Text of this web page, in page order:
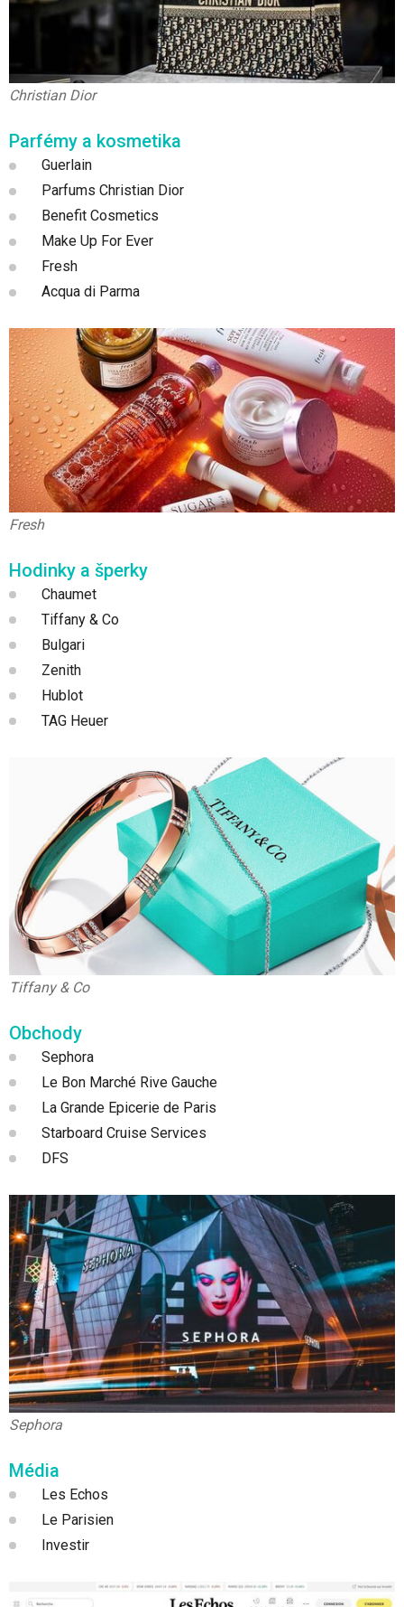
Christian Dior
Parfémy a kosmetika
Guerlain
Parfums Christian Dior
Benefit Cosmetics
Make Up For Ever
Fresh
Acqua di Parma
Fresh
Hodinky a šperky
Chaumet
Tiffany & Co
Bulgari
Zenith
Hublot
TAG Heuer
Tiffany & Co
Obchody
Sephora
Le Bon Marché Rive Gauche
La Grande Epicerie de Paris
Starboard Cruise Services
DFS
Sephora
Média
Les Echos
Le Parisien
Investir